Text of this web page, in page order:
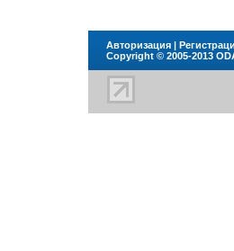
Авторизация |
Copyright © 2005-2013